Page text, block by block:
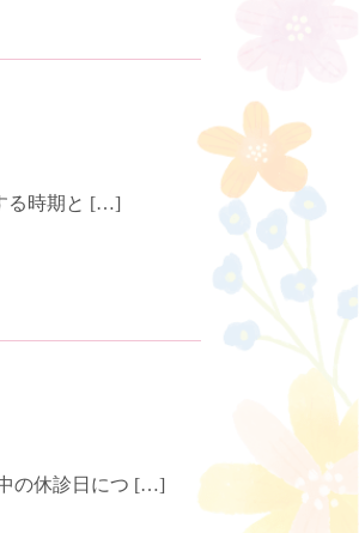
る時期と […]
の休診日につ […]